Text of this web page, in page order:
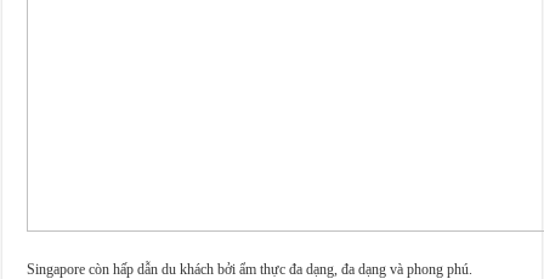
Singapore còn hấp dẫn du khách bởi ẩm thực đa dạng, đa dạng và phong phú.